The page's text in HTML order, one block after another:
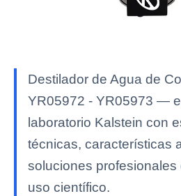
Destilador de Agua de
YR05972 - YR05973 —
laboratorio Kalstein con
técnicas, características
soluciones profesionales
uso científico.